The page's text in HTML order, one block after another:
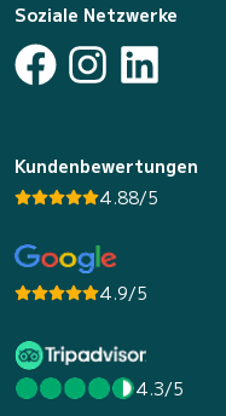
Soziale Netzwerke
Kundenbewertungen
4.88/5
4.9/5
4.3/5